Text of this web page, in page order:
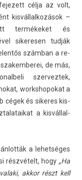
célja az volt,
kis­vállal­kozások –
termékeket és
sikeres­en tudják
számban a re­
de más,
szer­veztek,
workshopokat a
cégek és sikeres kis­
a kis­vállal­
a lehet­séges
részvételt, hogy „Ha
akkor részt kell